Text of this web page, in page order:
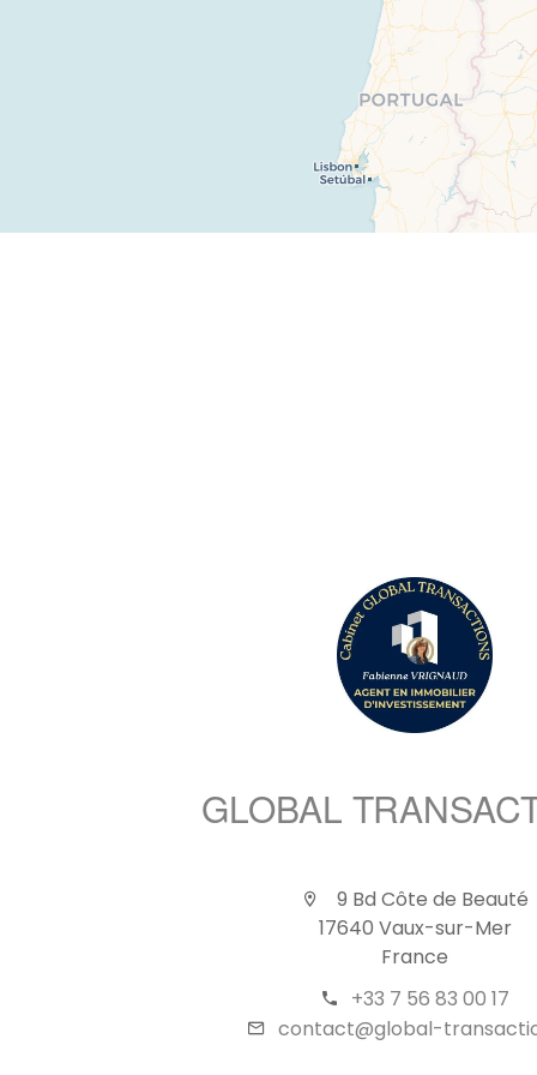
GLOBAL
9 Bd Côte de Beauté
17640 Vaux-sur-Mer
France
+33 7 56 83 00 17
contact@global-